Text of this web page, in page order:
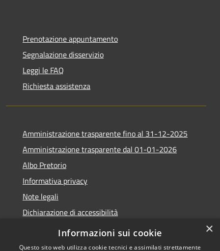
Prenotazione appuntamento
Segnalazione disservizio
Leggi le FAQ
Richiesta assistenza
Amministrazione trasparente fino al 31-12-2025
Amministrazione trasparente dal 01-01-2026
Albo Pretorio
Informativa privacy
Note legali
Dichiarazione di accessibilità
×
Informazioni sui cookie
Questo sito web utilizza cookie tecnici e assimilati strettamente